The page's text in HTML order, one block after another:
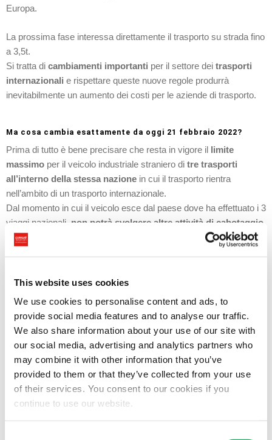
This website uses cookies
We use cookies to personalise content and ads, to
provide social media features and to analyse our traffic.
We also share information about your use of our site with
our social media, advertising and analytics partners who
may combine it with other information that you’ve
provided to them or that they’ve collected from your use
of their services. You consent to our cookies if you
continue to use our website.
Europa.
La prossima fase interessa direttamente il trasporto su strada fino
a 3,5t.
Si tratta di cambiamenti importanti per il settore dei trasporti
internazionali e rispettare queste nuove regole produrrà
inevitabilmente un aumento dei costi per le aziende di trasporto.
Ma cosa cambia esattamente da oggi 21 febbraio 2022?
Prima di tutto è bene precisare che resta in vigore il limite
massimo per il veicolo industriale straniero di tre trasporti
all’interno della stessa nazione in cui il trasporto rientra
nell’ambito di un trasporto internazionale.
Dal momento in cui il veicolo esce dal paese dove ha effettuato i 3
viaggi nazionali, non potrà svolgere altre attività di cabotaggio
per i quattro giorni successivi all’uscita
. Questo tempo è
ulteriori operazioni di cabotaggio sono sospese per quattro giorni.
Inoltre, dal 21 febbraio l’autista dovrà
avere in cabina i
documenti
che attestano la correttezza e la regolarità dei
Cambiano anche le norme di cabotaggio relative atrasporti
intermodali strada-rotaia e strada-mare, dove il trasporto inizia e
termina su strada. L’applicazione di tali norme non è automatica
ma lasciata alla decisione dei singoli Stati della Comunità
Europea.